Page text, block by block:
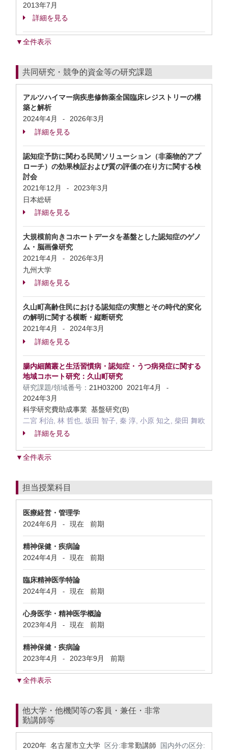
2013年7月
詳細を見る
▼全件表示
共同研究・競争的資金等の研究課題
アルツハイマー病疾患修飾薬全国臨床レジストリーの構
築と解析
2024年4月
-
2026年3月
詳細を見る
認知症予防に関わる民間ソリューション（非薬物的アプ
ローチ）の効果検証および質の評価の在り方に関する検
討会
2021年12月
-
2023年3月
日本総研
詳細を見る
大規模前向きコホートデータを基盤とした認知症のゲノ
ム・脳画像研究
2021年4月
-
2026年3月
九州大学
詳細を見る
久山町高齢住民における認知症の実態とその時代的変化
の解明に関する横断・縦断研究
2021年4月
-
2024年3月
詳細を見る
腸内細菌叢と生活習慣病・認知症・うつ病発症に関する
地域コホート研究：久山町研究
研究課題/領域番号： 21H03200 2021年4月 -
2024年3月
科学研究費助成事業 基盤研究(B)
二宮 利治, 林 哲也, 坂田 智子, 秦 淳, 小原 知之, 柴田 舞欧
詳細を見る
▼全件表示
担当授業科目
医療経営・管理学
2024年6月
- 現在 前期
精神保健・疾病論
2024年4月
- 現在 前期
臨床精神医学特論
2024年4月
- 現在 前期
心身医学・精神医学概論
2023年4月
- 現在 前期
精神保健・疾病論
2023年4月
- 2023年9月 前期
▼全件表示
他大学・他機関等の客員・兼任・非常
勤講師等
2020年 名古屋市立大学 区分:非常勤講師
国内外の区分: